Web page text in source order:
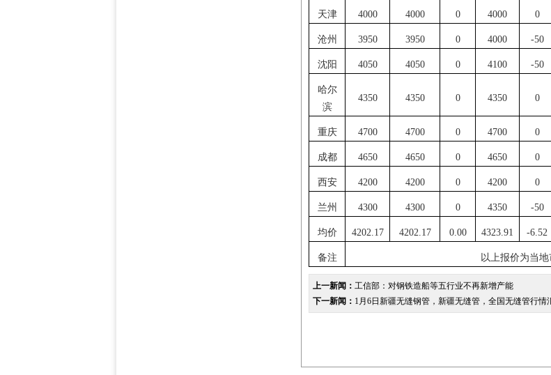
天津 4000 4000 0 4000 0
沧州 3950 3950 0 4000 -50
沈阳 4050 4050 0 4100 -50
哈尔
滨
4350 4350 0 4350 0
重庆 4700 4700 0 4700 0
成都 4650 4650 0 4650 0
西安 4200 4200 0 4200 0
兰州 4300 4300 0 4350 -50
均价 4202.17 4202.17 0.00 4323.91 -6.52
备注 以上报价为当
上一新闻： 工信部：对钢铁造船等五行业不再新增产能
下一新闻： 1月6日新疆无缝钢管，新疆无缝管，全国无缝管行情